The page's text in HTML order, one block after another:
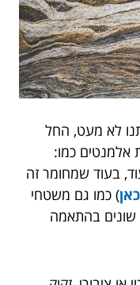
לא מעט, החל
אלמנטים כמו:
בעוד שמחומר זה
) כמו גם משטחי
שונים בהתאמה